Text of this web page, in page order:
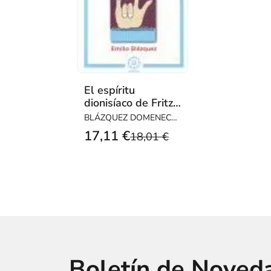
El espíritu
dionisíaco de Fritz
Perls y de la
terapia gestalt
BLÁZQUEZ DOMENECH,
EMILIO
18,01 €
17,11 €